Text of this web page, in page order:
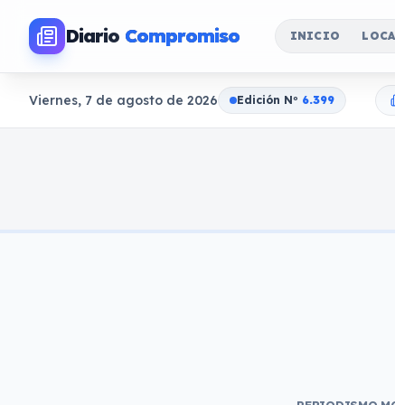
Diario Compromiso INICIO
Viernes, 7 de agosto de 2026 Edición No 6.399